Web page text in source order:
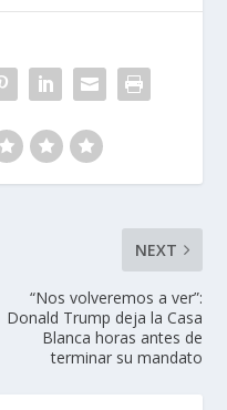
NEXT
“Nos volveremos a ver”:
Donald Trump deja la Casa
Blanca horas antes de
terminar su mandato